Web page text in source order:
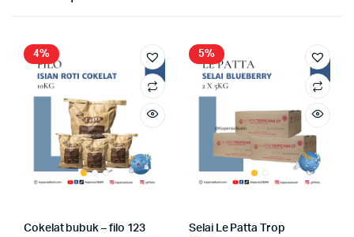
4%
Cokelat bubuk – filo 123
5%
Selai Le Patta Trop